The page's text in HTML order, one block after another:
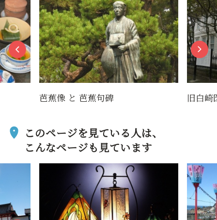
芭蕉像 と 芭蕉句碑 旧白崎
このページを見ている人は、
こんなページも見ています